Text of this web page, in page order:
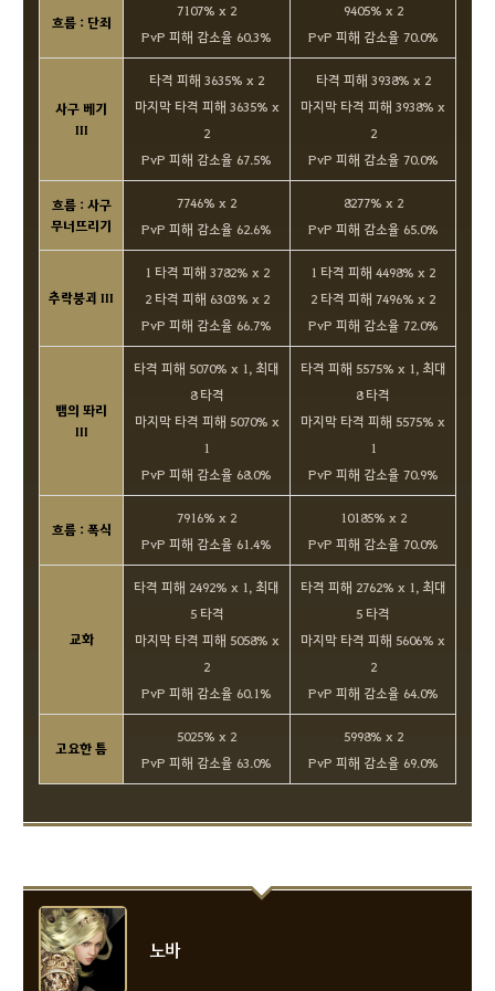
흐름 : 단죄
7107% x 2
PvP 피해 감소율 60.3%
9405% x 2
PvP 피해 감소율 70.0%
사구 베기
III
타격 피해 3635% x 2
마지막 타격 피해 3635% x
2
PvP 피해 감소율 67.5%
타격 피해 3938% x 2
마지막 타격 피해 3938% x
2
PvP 피해 감소율 70.0%
흐름 : 사구
무너뜨리기
7746% x 2
PvP 피해 감소율 62.6%
8277% x 2
PvP 피해 감소율 65.0%
추락붕괴 III
1 타격 피해 3782% x 2
2 타격 피해 6303% x 2
PvP 피해 감소율 66.7%
1 타격 피해 4498% x 2
2 타격 피해 7496% x 2
PvP 피해 감소율 72.0%
뱀의 똬리
III
타격 피해 5070% x 1, 최대
8 타격
마지막 타격 피해 5070% x
1
PvP 피해 감소율 68.0%
타격 피해 5575% x 1, 최대
8 타격
마지막 타격 피해 5575% x
1
PvP 피해 감소율 70.9%
흐름 : 폭식
7916% x 2
PvP 피해 감소율 61.4%
10185% x 2
PvP 피해 감소율 70.0%
교화
타격 피해 2492% x 1, 최대
5 타격
마지막 타격 피해 5058% x
2
PvP 피해 감소율 60.1%
타격 피해 2762% x 1, 최대
5 타격
마지막 타격 피해 5606% x
2
PvP 피해 감소율 64.0%
고요한 틈
5025% x 2
PvP 피해 감소율 63.0%
5998% x 2
PvP 피해 감소율 69.0%
노바